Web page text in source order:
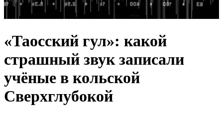
«Таосский гул»: какой
страшный звук записали
учёные в кольской
Сверхглубокой